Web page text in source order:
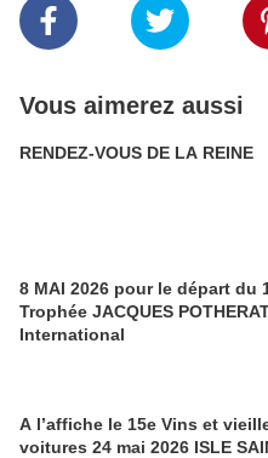
Vous aimerez aussi
RENDEZ-VOUS DE LA REINE
8 MAI 2026 pour le départ du
Trophée JACQUES
International
A l’affiche le 15e Vins et vieilles
voitures 24 mai 2026 ISLE SAINT